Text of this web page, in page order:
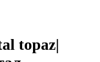
topaz|